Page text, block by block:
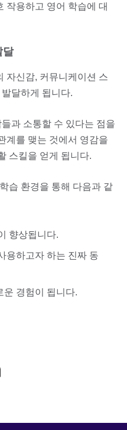
작용하고 영어 학습에 대
달
자신감, 커뮤니케이션 스
달하게 됩니다.
과 소통할 수 있다는 점을
계를 맺는 것에서 영감을
스킬을 얻게 됩니다.
습 환경을 통해 다음과 같
향상됩니다.
용하고자 하는 진짜 동
운 경험이 됩니다.